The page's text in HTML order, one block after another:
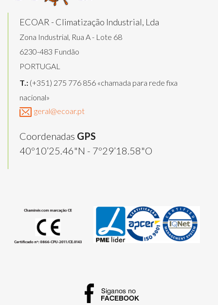
ECOAR - Climatização Industrial, Lda
Zona Industrial, Rua A - Lote 68
6230-483 Fundão
PORTUGAL
T.: (+351) 275 776 856 «chamada para rede fixa
nacional»
geral@ecoar.pt
Coordenadas GPS
40º10’25.46"N - 7º29’18.58"O